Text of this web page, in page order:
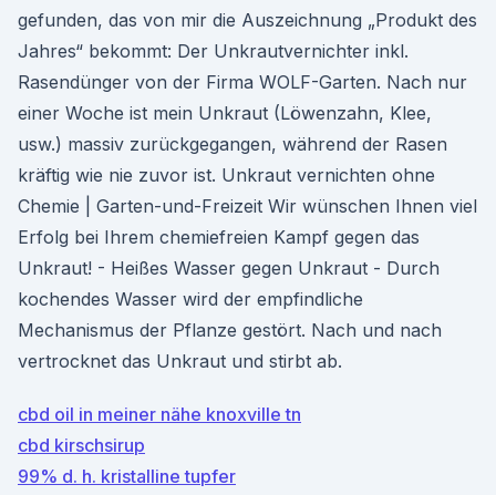
gefunden, das von mir die Auszeichnung „Produkt des
Jahres“ bekommt: Der Unkrautvernichter inkl.
Rasendünger von der Firma WOLF-Garten. Nach nur
einer Woche ist mein Unkraut (Löwenzahn, Klee,
usw.) massiv zurückgegangen, während der Rasen
kräftig wie nie zuvor ist. Unkraut vernichten ohne
Chemie | Garten-und-Freizeit Wir wünschen Ihnen viel
Erfolg bei Ihrem chemiefreien Kampf gegen das
Unkraut! - Heißes Wasser gegen Unkraut - Durch
kochendes Wasser wird der empfindliche
Mechanismus der Pflanze gestört. Nach und nach
vertrocknet das Unkraut und stirbt ab.
cbd oil in meiner nähe knoxville tn
cbd kirschsirup
99% d. h. kristalline tupfer